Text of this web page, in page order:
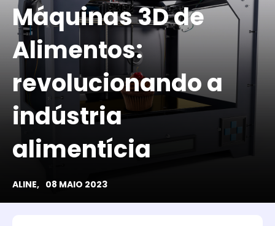
Máquinas 3D de
Alimentos:
revolucionando a
indústria
alimentícia
ALINE, 08 MAIO 2023